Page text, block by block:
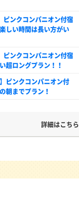
ピンクコンパニオン付宿
しい時間は長い方がい
ピンクコンパニオン付宿
超ロングプラン！！
ピンクコンパニオン付
朝までプラン！
詳細はこちら